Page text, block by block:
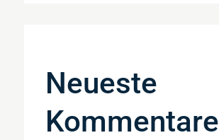
Neueste
Kommentare